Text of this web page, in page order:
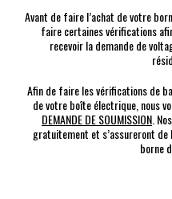
Avant de faire l’achat de votre
faire certaines vérifications
recevoir la demande de
Afin de faire les vérifications de
de votre boîte électrique, nous
DEMANDE DE SOUMISSION .
gratuitement et s’assureront
borne